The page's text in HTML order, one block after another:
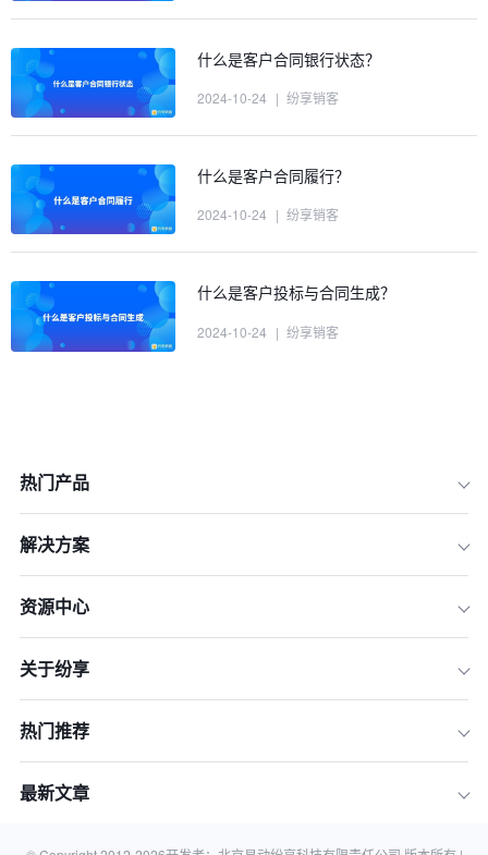
3.强化风险管理
什么是客户合同银行状态？
2024-10-24 | 纷享销客
什么是客户合同履行？
2024-10-24 | 纷享销客
什么是客户投标与合同生成？
2024-10-24 | 纷享销客
热门产品
解决方案
资源中心
关于纷享
热门推荐
最新文章